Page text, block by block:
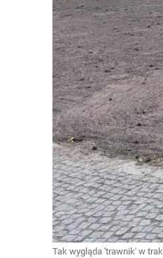
Tak wygląda 'trawnik' w